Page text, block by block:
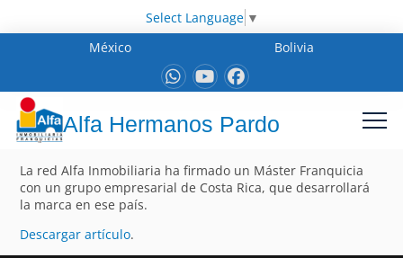
Select Language ▼
México
Bolivia
Alfa Hermanos Pardo
La red Alfa Inmobiliaria ha firmado un Máster Franquicia
con un grupo empresarial de Costa Rica, que desarrollará
la marca en ese país.
Descargar artículo.